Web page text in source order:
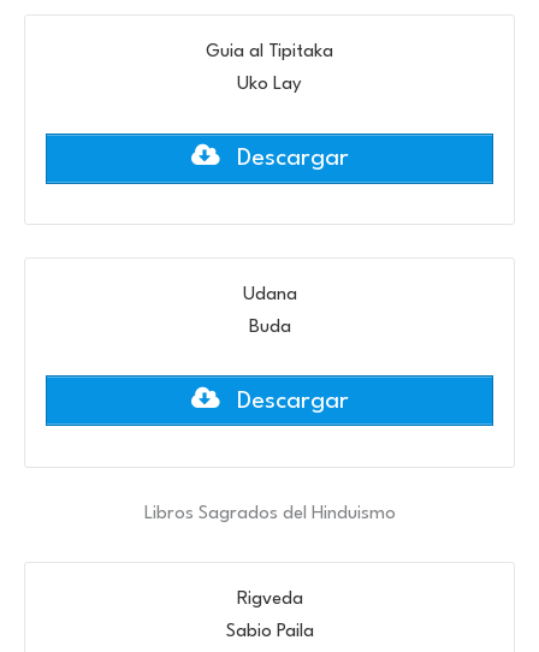
Guia al Tipitaka
Uko Lay
Descargar
Udana
Buda
Descargar
Libros Sagrados del Hinduismo
Rigveda
Sabio Paila